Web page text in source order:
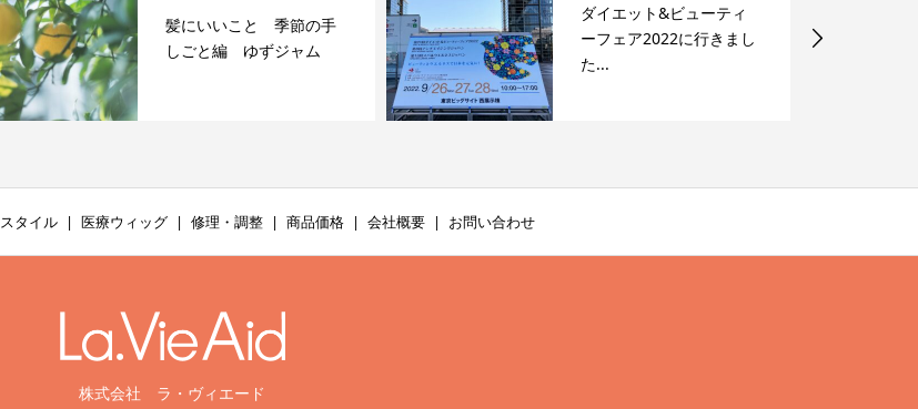
髪にいいこと 季節の手
しごと編 ゆずジャム
ダイエット&ビューティ
ーフェア2022に行きまし
た...
スタイル 医療ウィッグ 修理・調整 商品価格 会社概要 お問い合わせ
株式会社 ラ・ヴィエード